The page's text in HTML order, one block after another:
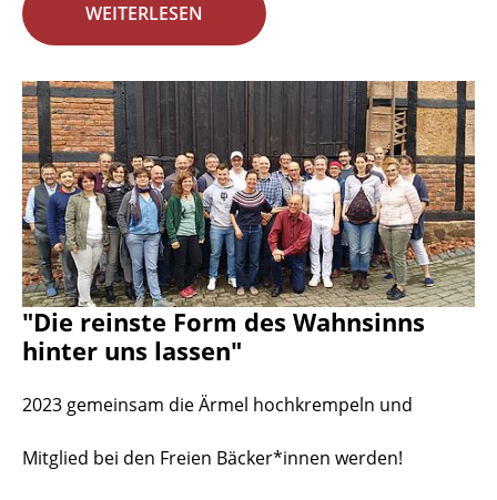
WEITERLESEN
"Die reinste Form des Wahnsinns
hinter uns lassen"
2023 gemeinsam die Ärmel hochkrempeln und
Mitglied bei den Freien Bäcker*innen werden!